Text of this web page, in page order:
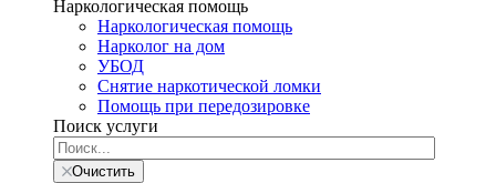
Наркологическая помощь
Наркологическая помощь
Нарколог на дом
УБОД
Снятие наркотической ломки
Помощь при передозировке
Поиск услуги
Очистить